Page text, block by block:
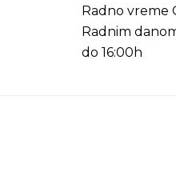
Radno vreme
Radnim
do 16:00h